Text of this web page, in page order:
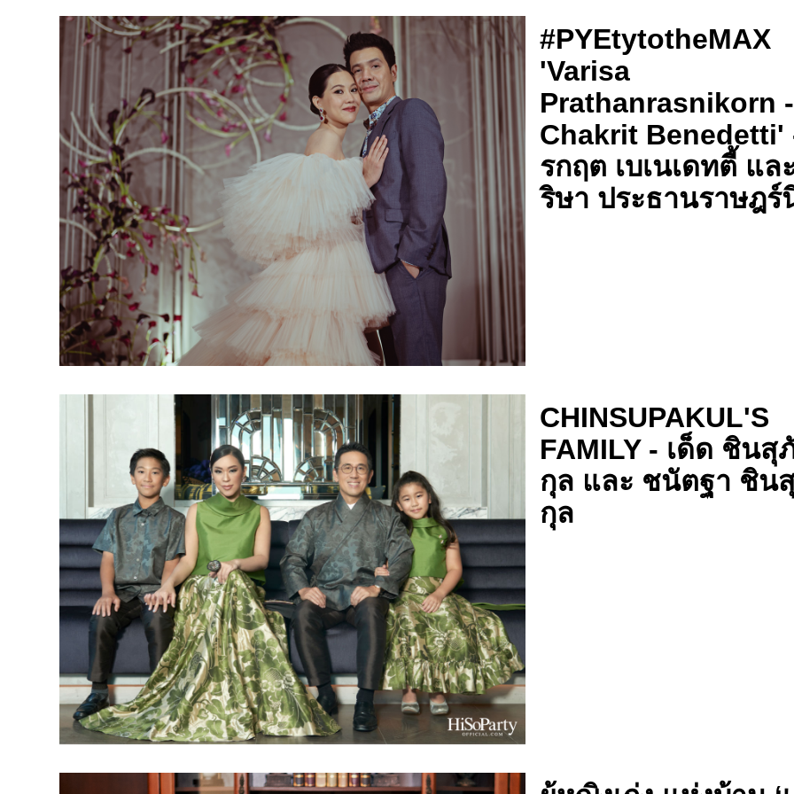
#PYEtytotheMAX
'Varisa
Prathanrasnikorn -
Chakrit Benedetti'
รกฤต เบเนเดทตี้ แล
ริษา ประธานราษฎร์
CHINSUPAKUL'S
FAMILY - เด็ด ชินสุ
กุล และ ชนัตฐา ชิน
กุล